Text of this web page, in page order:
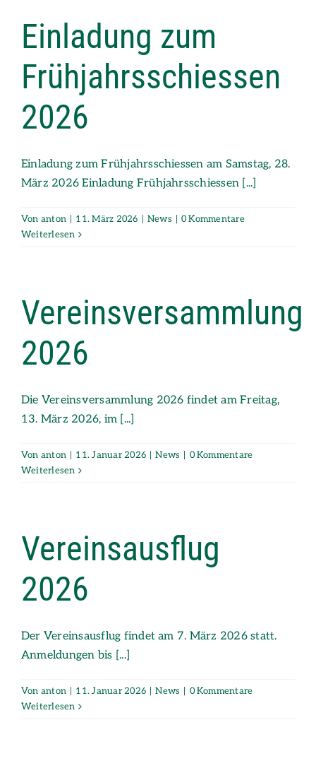
Einladung zum
Frühjahrsschiessen
2026
Einladung zum Frühjahrsschiessen am Samstag, 28.
März 2026 Einladung Frühjahrsschiessen [...]
Von anton 11. März 2026 News
0 Kommentare
Weiterlesen
Vereinsversammlung
2026
Die Vereinsversammlung 2026 findet am Freitag,
13. März 2026, im [...]
Von anton 11. Januar 2026 News
0 Kommentare
Weiterlesen
Vereinsausflug
2026
Der Vereinsausflug findet am 7. März 2026 statt.
Anmeldungen bis [...]
Von anton 11. Januar 2026 News
0 Kommentare
Weiterlesen